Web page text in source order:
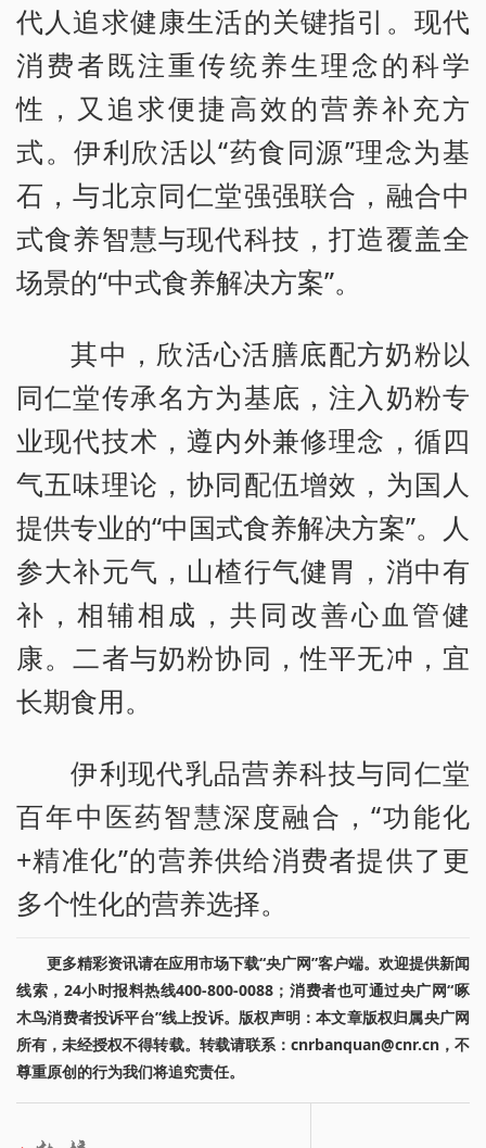
代人追求健康生活的关键指引。现代
消费者既注重传统养生理念的科学
性，又追求便捷高效的营养补充方
式。伊利欣活以“药食同源”理念为基
石，与北京同仁堂强强联合，融合中
式食养智慧与现代科技，打造覆盖全
场景的“中式食养解决方案”。
其中，欣活心活膳底配方奶粉以
同仁堂传承名方为基底，注入奶粉专
业现代技术，遵内外兼修理念，循四
气五味理论，协同配伍增效，为国人
提供专业的“中国式食养解决方案”。人
参大补元气，山楂行气健胃，消中有
补，相辅相成，共同改善心血管健
康。二者与奶粉协同，性平无冲，宜
长期食用。
伊利现代乳品营养科技与同仁堂
百年中医药智慧深度融合，“功能化
+精准化”的营养供给消费者提供了更
多个性化的营养选择。
更多精彩资讯请在应用市场下载“央广网”客户端。欢迎提供新闻
线索，24小时报料热线400-800-0088；消费者也可通过央广网“啄
木鸟消费者投诉平台”线上投诉。版权声明：本文章版权归属央广网
所有，未经授权不得转载。转载请联系：cnrbanquan@cnr.cn，不
尊重原创的行为我们将追究责任。